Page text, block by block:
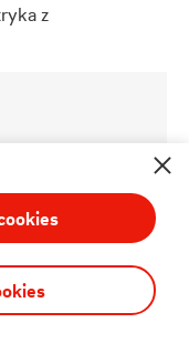
z
gromadzimy
poruszania się
i jesteśmy